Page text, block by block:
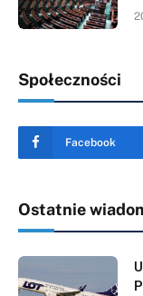
Społeczności
Facebook
Ostatnie